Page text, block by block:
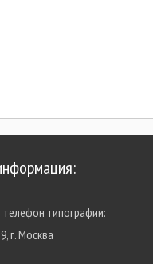
типографии:
г. Москва